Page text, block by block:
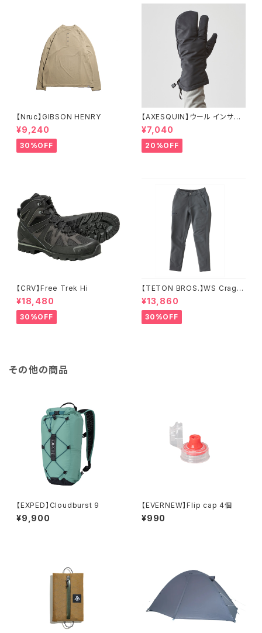
【Nruc】GIBSON HENRY
¥9,240
30%OFF
【AXESQUIN】ウール インサレ
ーション トリガー ミトン
¥7,040
20%OFF
【CRV】Free Trek Hi
¥18,480
30%OFF
【TETON BROS.】WS Crag P
ant
¥13,860
30%OFF
その他の商品
【EXPED】Cloudburst 9
¥9,900
【EVERNEW】Flip cap 4個
¥990